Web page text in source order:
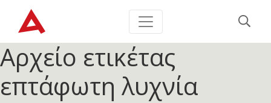
Αρχείο ετικέτας
επτάφωτη λυχνία